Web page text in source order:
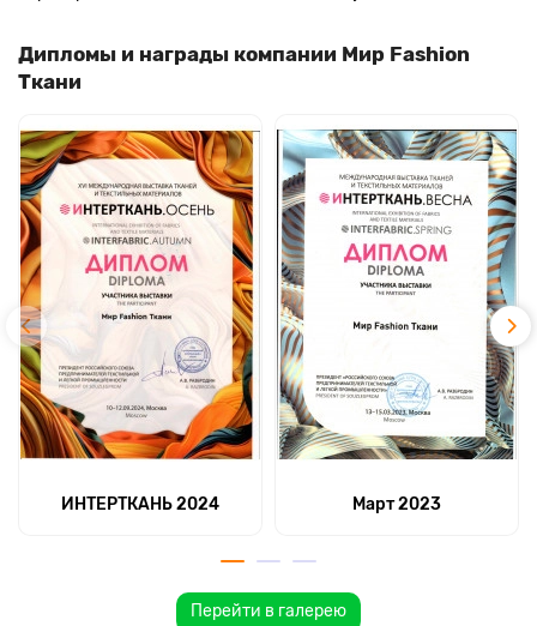
Дипломы и награды компании Мир Fashion
Ткани
ИНТЕРТКАНЬ 2024 Март 2023
Перейти в галерею